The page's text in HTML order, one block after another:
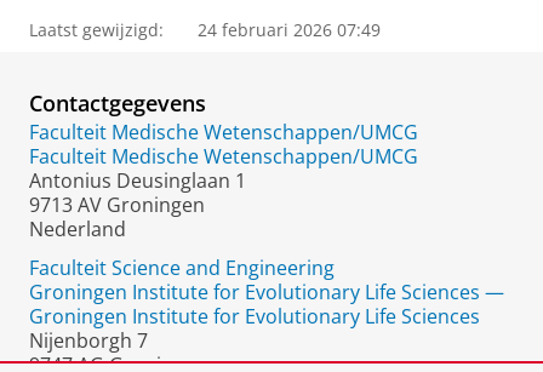
r
P
o
r
t
a
l
Laatst gewijzigd: 24 februari 2026 07:49
Contactgegevens
Faculteit Medische Wetenschappen/UMCG
Faculteit Medische Wetenschappen/UMCG
Antonius Deusinglaan 1
9713 AV Groningen
Nederland
Faculteit Science and Engineering
Groningen Institute for Evolutionary Life Sciences —
Groningen Institute for Evolutionary Life Sciences
Nijenborgh 7
9747 AG Groningen